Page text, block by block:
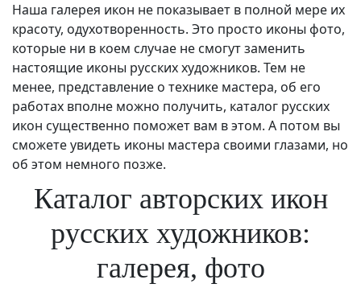
Наша галерея икон не показывает в полной мере их
красоту, одухотворенность. Это просто иконы фото,
которые ни в коем случае не смогут заменить
настоящие иконы русских художников. Тем не
менее, представление о технике мастера, об его
работах вполне можно получить, каталог русских
икон существенно поможет вам в этом. А потом вы
сможете увидеть иконы мастера своими глазами, но
об этом немного позже.
Каталог авторских икон
русских художников:
галерея, фото